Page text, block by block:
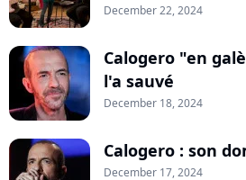
December 22, 2024
Calogero "en
l'a sauvé
December 18, 2024
Calogero : son
December 17, 2024